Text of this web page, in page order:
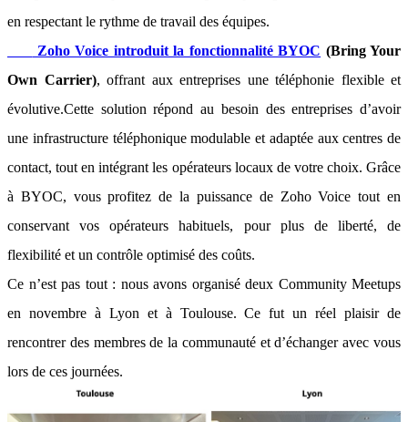
en respectant le rythme de travail des équipes.
Zoho Voice introduit la fonctionnalité BYOC (Bring Your
Own Carrier), offrant aux entreprises une téléphonie flexible et
évolutive.Cette solution répond au besoin des entreprises d’avoir
une infrastructure téléphonique modulable et adaptée aux centres de
contact, tout en intégrant les opérateurs locaux de votre choix. Grâce
à BYOC, vous profitez de la puissance de Zoho Voice tout en
conservant vos opérateurs habituels, pour plus de liberté, de
flexibilité et un contrôle optimisé des coûts.
Ce n’est pas tout : nous avons organisé deux Community Meetups
en novembre à Lyon et à Toulouse. Ce fut un réel plaisir de
rencontrer des membres de la communauté et d’échanger avec vous
lors de ces journées.